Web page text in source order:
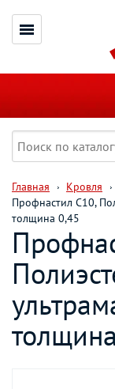
Главная Кровля
Профнастил С10,
толщина 0,45